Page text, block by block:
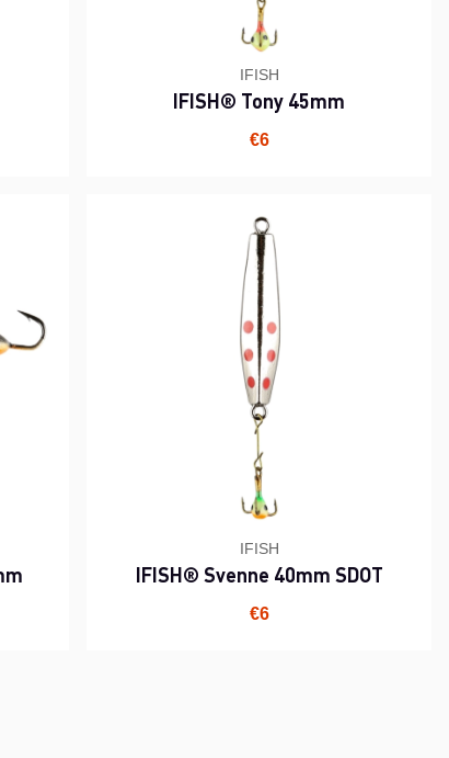
IFISH
IFISH® Tony 45mm
€6
IFISH
IFISH® Svenne 40mm SDOT
€6